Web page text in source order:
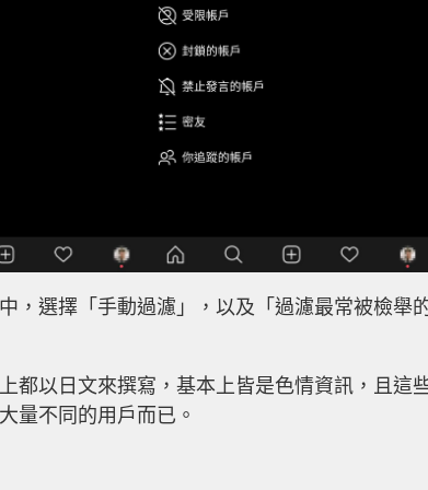
，選擇「手動過濾」，以及「過濾最常被檢舉
都以日文來撰寫，基本上皆是色情資訊，且這
量不同的用戶而已。